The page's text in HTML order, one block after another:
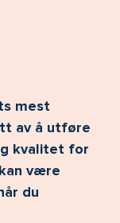
mest
av å utføre
kvalitet for
være
du